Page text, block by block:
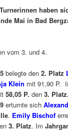
haben
Mai in Bad
vom 3. und 4.
belegte den2. Platz
Klein mit 91,90 P.
58,05 P. den3. Platz.
erturnte sich
. Emily Bischof
3. Platz. Im